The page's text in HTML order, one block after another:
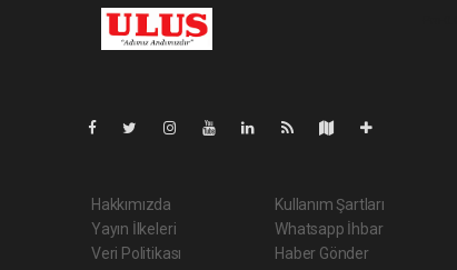
Hakkımızda
Yayın İlkeleri
Veri Politikası
Kullanım Şartları
Whatsapp İhbar
Haber Gönder